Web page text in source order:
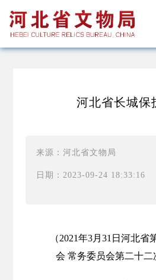
河北省长城保
来源：河北省文物局
日期：2023-09-24 18:33:16
（2021年3月31日河北
会 常务委员会第二十二